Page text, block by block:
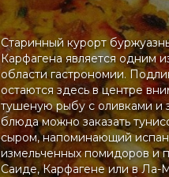
Старинный курорт
Карфагена является одним
области гастрономии.
остаются здесь в центре
тушеную рыбу с оливками и
блюда можно заказать
сыром, напоминающий
измельченных помидоров и
Саиде, Карфагене или в Ла-